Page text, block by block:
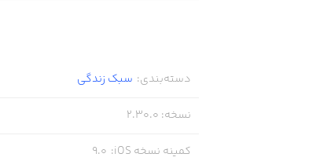
دسته‌بندی: سبک زندگی
نسخه:
2.30.0
کمینه نسخه iOS :
9.0